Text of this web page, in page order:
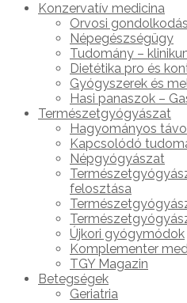
Konzervatív medicina
Orvosi gondolkodás
Népegészségügy
Tudomány –
Dietétika pro és
Gyógyszerek és
Hasi panaszok –
Természetgyógyászat
Hagyományos
Kapcsolódó
Népgyógyászat
felosztása
Újkori gyógymódok
Komplementer
TGY Magazin
Betegségek
Geriatria